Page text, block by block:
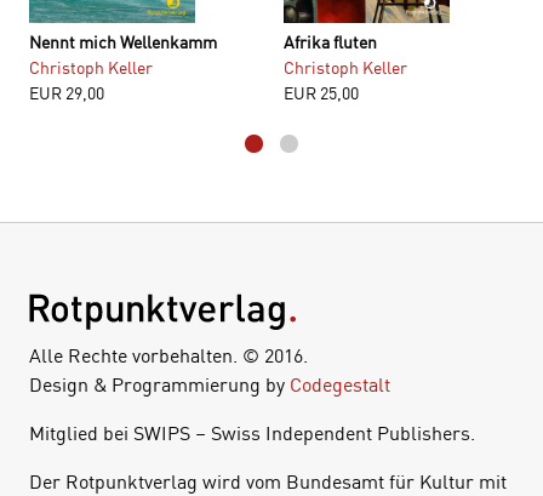
Nennt mich Wellenkamm
Christoph Keller
EUR 29,00
Afrika fluten
Christoph Keller
EUR 25,00
Alle Rechte vorbehalten. © 2016.
Design & Programmierung by Codegestalt
Mitglied bei SWIPS – Swiss Independent Publishers.
Der Rotpunktverlag wird vom Bundesamt für Kultur mit